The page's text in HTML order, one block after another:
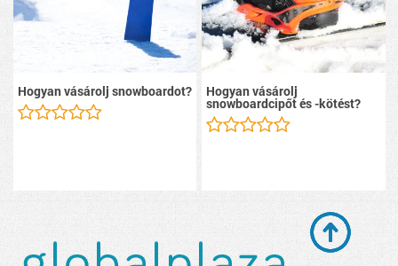
Hogyan vásárolj snowboardot? Hogyan vásárolj
snowboardcipőt és -kötést?